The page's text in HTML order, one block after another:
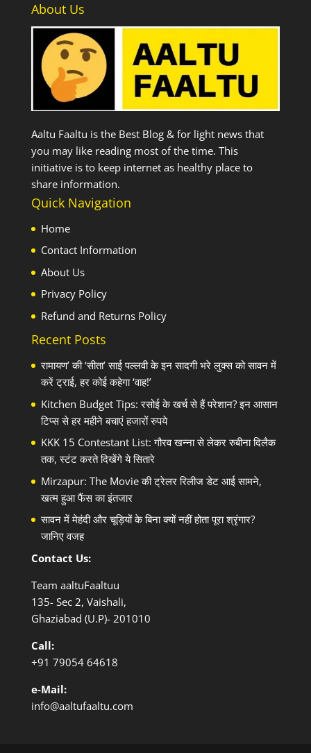
About Us
Aaltu Faaltu is the Best Blog & for light news that
you may like reading most of the time. This
initiative is to keep internet as healthy place to
share information.
Quick Navigation
Home
Contact Information
About Us
Privacy Policy
Refund and Returns Policy
Recent Posts
रामायण’ की ‘सीता’ साई पल्लवी के इन सादगी भरे लुक्स को सावन में
करें ट्राई, हर कोई कहेगा ‘वाह!’
Kitchen Budget Tips: रसोई के खर्च से हैं परेशान? इन आसान
टिप्स से हर महीने बचाएं हजारों रुपये
KKK 15 Contestant List: गौरव खन्ना से लेकर रुबीना दिलैक
तक, स्टंट करते दिखेंगे ये सितारे
Mirzapur: The Movie की ट्रेलर रिलीज डेट आई सामने,
खत्म हुआ फैंस का इंतजार
सावन में मेहंदी और चूड़ियों के बिना क्यों नहीं होता पूरा श्रृंगार?
जानिए वजह
Contact Us:
Team aaltuFaaltuu
135- Sec 2, Vaishali,
Ghaziabad (U.P)- 201010
Call:
+91 79054 64618
e-Mail:
info@aaltufaaltu.com